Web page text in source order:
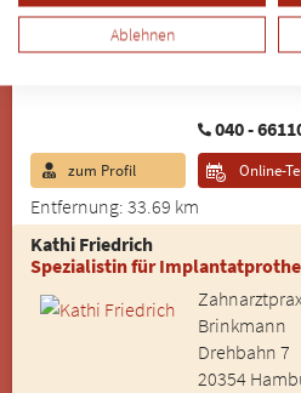
rb17
Rahlstedter
040 -
Entfernung: 33.69 km
zum Profil Online-
Kathi Friedrich
Spezialistin für
Brinkmann
Drehbahn 7
20354
Ablehnen